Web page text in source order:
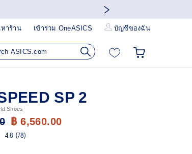
าร้าน เข้าร่วม OneASICS บัญชีของฉัน
SP 2
Shoes
฿ 6,560.00
4.8 (78)